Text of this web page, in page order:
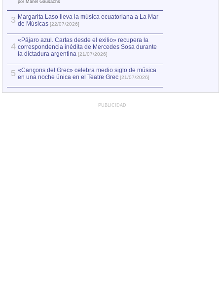
por Manel Gausachs
3 Margarita Laso lleva la música ecuatoriana a La Mar
de Músicas [22/07/2026]
4
«Pájaro azul. Cartas desde el exilio» recupera la
correspondencia inédita de Mercedes Sosa durante
la dictadura argentina [21/07/2026]
5 «Cançons del Grec» celebra medio siglo de música
en una noche única en el Teatre Grec [21/07/2026]
PUBLICIDAD